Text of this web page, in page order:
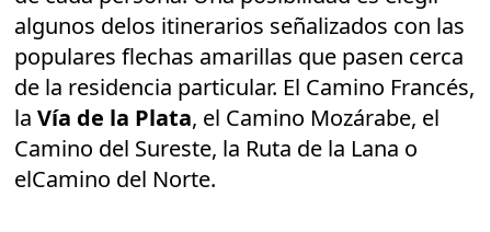
algunos delos itinerarios señalizados con las
populares flechas amarillas que pasen cerca
de la residencia particular. El Camino Francés,
laVía de la Plata, el Camino Mozárabe, el
Camino del Sureste, la Ruta de la Lana o
elCamino del Norte.